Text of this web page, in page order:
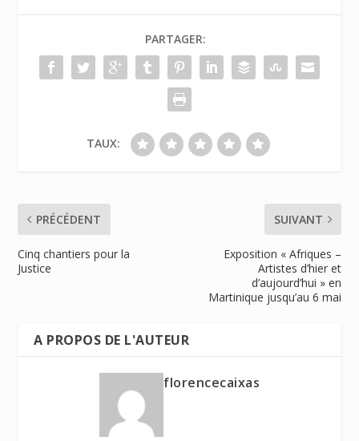
PARTAGER:
TAUX:
PRÉCÉDENT
Cinq chantiers pour la
Justice
SUIVANT
Exposition « Afriques –
Artistes d’hier et
d’aujourd’hui » en
Martinique jusqu’au 6 mai
A PROPOS DE L'AUTEUR
florencecaixas